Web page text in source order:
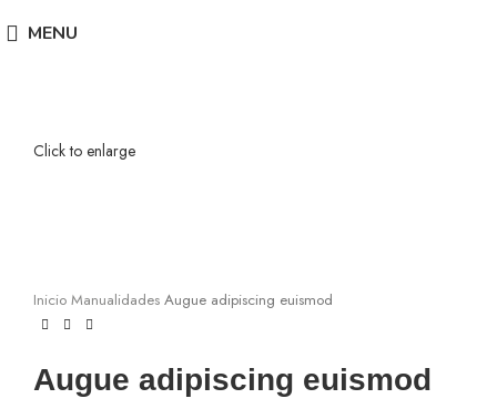
MENU
Click to enlarge
Inicio Manualidades Augue adipiscing euismod
Augue adipiscing euismod